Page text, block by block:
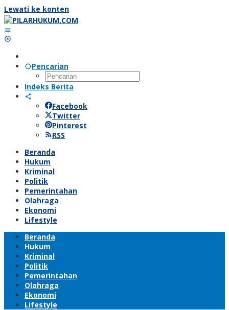
Lewati ke konten
Pencarian
Indeks Berita
Facebook
Twitter
Pinterest
RSS
Beranda
Hukum
Kriminal
Politik
Pemerintahan
Olahraga
Ekonomi
Lifestyle
Beranda
Hukum
Kriminal
Politik
Pemerintahan
Olahraga
Ekonomi
Lifestyle